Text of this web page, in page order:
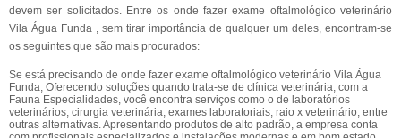
devem ser solicitados. Entre os onde fazer exame oftalmológico veterinário
Vila Água Funda , sem tirar importância de qualquer um deles, encontram-se
os seguintes que são mais procurados:
Se está precisando de onde fazer exame oftalmológico veterinário Vila Água
Funda, Oferecendo soluções quando trata-se de clínica veterinária, com a
Fauna Especialidades, você encontra serviços como o de laboratórios
veterinários, cirurgia veterinária, exames laboratoriais, raio x veterinário, entre
outras alternativas. Apresentando produtos de alto padrão, a empresa conta